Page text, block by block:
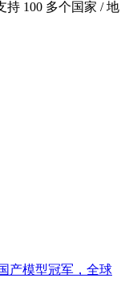
100 多个国家 / 地
产模型冠军，全球